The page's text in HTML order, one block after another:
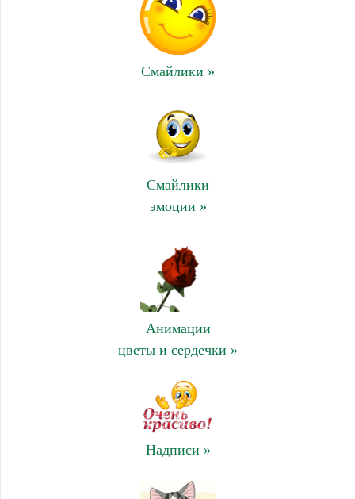
Смайлики »
Смайлики
эмоции »
Анимации
цветы и сердечки »
Надписи »